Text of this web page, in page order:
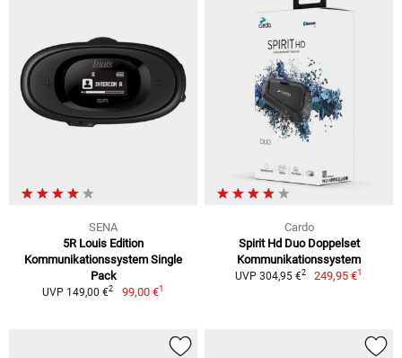
SENA
5R Louis Edition
Kommunikationssystem Single
Pack
UVP 149,00 €2 99,00 €1
Cardo
Spirit Hd Duo Doppelset
Kommunikationssystem
UVP 304,95 €2 249,95 €1